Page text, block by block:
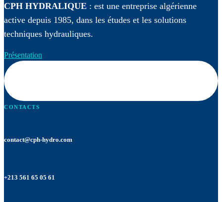
CPH HYDRALIQUE : est une entreprise algérienne
active depuis 1985, dans les études et les solutions
techniques hydrauliques.
Présentation
CONTACTS
contact@cph-hydro.com
+213 561 65 05 61